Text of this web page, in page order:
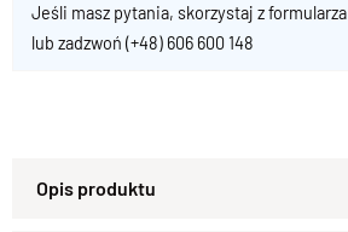
Jeśli masz pytania, skorzystaj z formularza
lub zadzwoń (+48) 606 600 148